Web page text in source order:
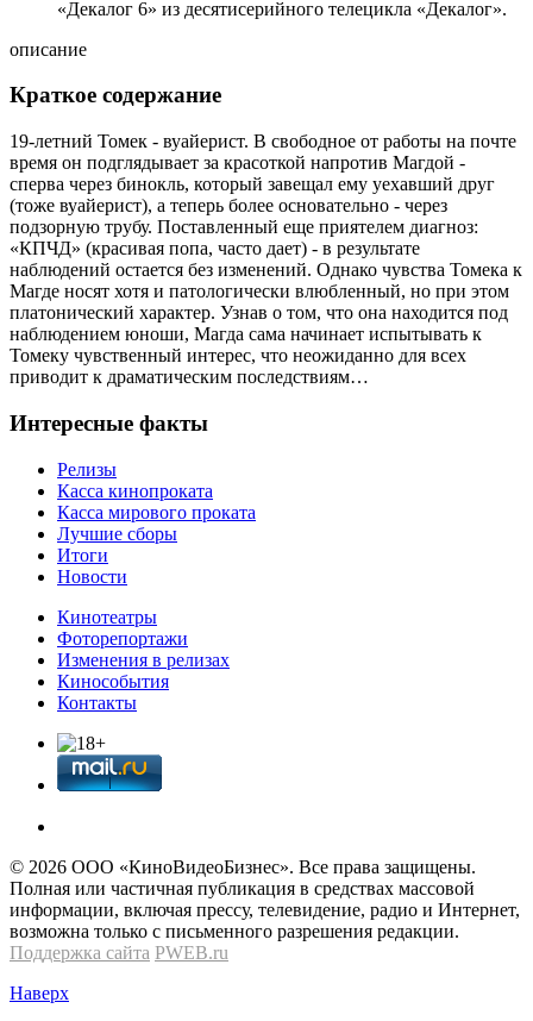
«Декалог 6» из десятисерийного телецикла «Декалог».
описание
Краткое содержание
19-летний Томек - вуайерист. В свободное от работы на почте
время он подглядывает за красоткой напротив Магдой -
сперва через бинокль, который завещал ему уехавший друг
(тоже вуайерист), а теперь более основательно - через
подзорную трубу. Поставленный еще приятелем диагноз:
«КПЧД» (красивая попа, часто дает) - в результате
наблюдений остается без изменений. Однако чувства Томека к
Магде носят хотя и патологически влюбленный, но при этом
платонический характер. Узнав о том, что она находится под
наблюдением юноши, Магда сама начинает испытывать к
Томеку чувственный интерес, что неожиданно для всех
приводит к драматическим последствиям…
Интересные факты
Релизы
Касса кинопроката
Касса мирового проката
Лучшие сборы
Итоги
Новости
Кинотеатры
Фоторепортажи
Изменения в релизах
Кинособытия
Контакты
© 2026 OOО «КиноВидеоБизнес». Все права защищены.
Полная или частичная публикация в средствах массовой
информации, включая прессу, телевидение, радио и Интернет,
возможна только с письменного разрешения редакции.
Поддержка сайта PWEB.ru
Наверх